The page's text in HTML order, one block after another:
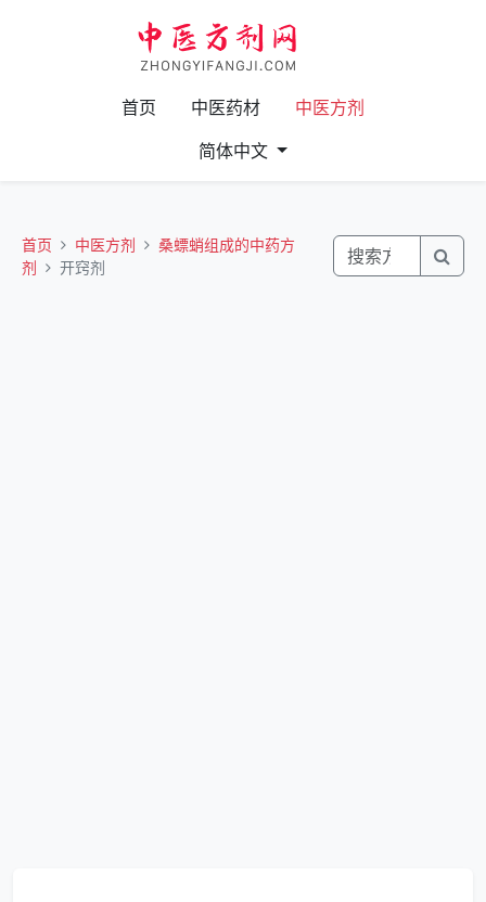
首页 中医药材
中医方剂
简体中文
首页 中医方剂
桑螵蛸组成的中药方
剂
开窍剂